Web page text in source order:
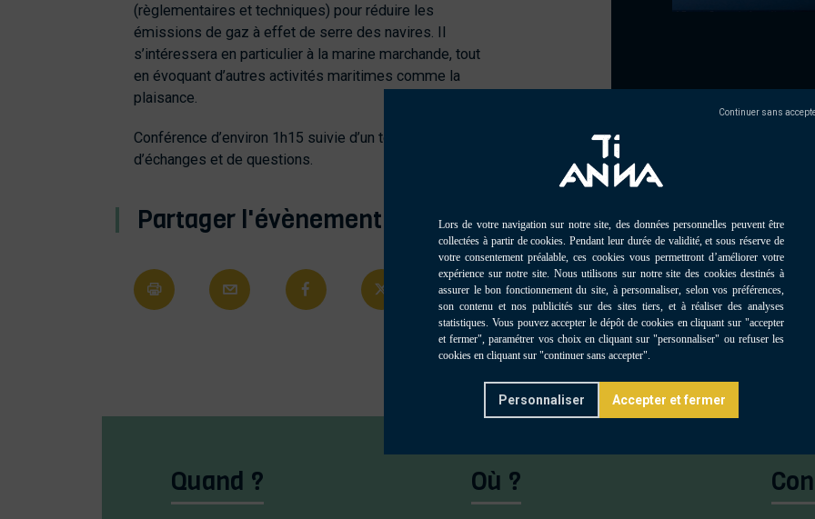
(règlementaires et techniques) pour réduire les
émissions de gaz à effet de serre des navires. Il
s’intéressera en particulier à la marine marchande, tout
en évoquant d’autres activités maritimes comme la
plaisance.
Conférence d’environ 1h15 suivie d’un temps
d’échanges et de questions.
Partager l'évènement
Quand ? Où ?
Personnaliser